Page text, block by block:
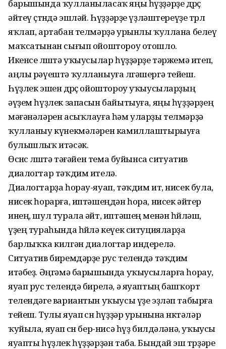
барышында ҡулланыласаҡ яңы һүҙҙәрҙе дөрөҫ
әйтеү өҫтөндә эшләй. Һүҙҙәрҙе үҙләштереүҙе төрлө
яҡлап, артабан телмәрҙә урынлы ҡуллана белеү
маҡсатынан сығып ойоштороу отошло.
Икенсе өлөштә уҡыусылар һүҙҙәрҙе тәржемә итеп,
аңлы рәүештә ҡулланыуға өлгәшергә тейеш.
Һүҙлек эшен дөрөҫ ойоштороу уҡыусыларҙың
әүҙем һүҙлек запасын байытыуға, яңы һүҙҙәрҙең
мәғәнәләрен асыҡлауға һәм уларҙы телмәрҙә
ҡулланыу күнекмәләрен камиллаштырыуға
булышлыҡ итәсәк.
Өсөнсө өлөштә тәғәйен тема буйынса ситуатив
диалогтар тәҡдим ителә.
Диалогтарҙа һорау-яуап, тәҡдим ит, нисек була,
нисек һорарға, иптәшеңдән һора, нисек әйтер
инең, шул турала әйт, иптәшең менән һөйләш,
үҙең тураһында һөйлә кеүек ситуцияларҙа
барлыҡҡа килгән диалогтар индерелә.
Ситуатив биремдәрҙе рус телендә тәҡдим
итәбеҙ. Әңгәмә барышында уҡыусыларға һорау,
яуап рус телендә бирелә, ә яуаптың башҡорт
телендәге вариантын уҡыусы үҙе эҙләп табырға
тейеш. Тулы яуап өсөн һүҙҙәр урынына нөктәләр
ҡуйыла, яуап өсөн бер-нисә һүҙ билдәләнә, уҡыусы
яуапты һүҙлек һүҙҙәрҙән таба. Бындай эш төрҙәре